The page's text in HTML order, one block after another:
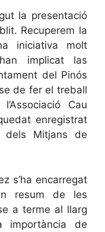
la presentació
Recuperem la
iniciativa molt
implicat las
del Pinós
de fer el treball
Cau
enregistrat
dels Mitjans de
s’ha encarregat
resum de les
a terme al llarg
importància de